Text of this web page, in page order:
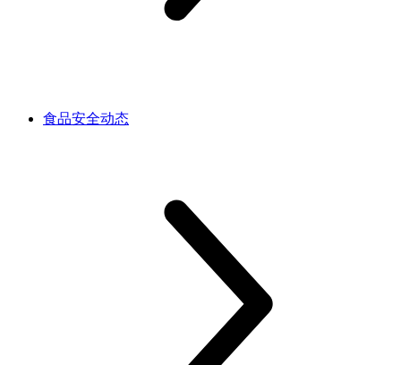
食品安全动态